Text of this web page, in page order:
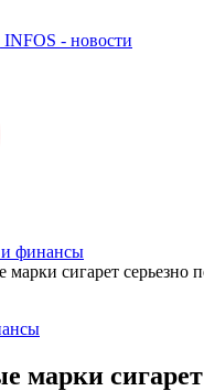
INFOS - новости
финансы
сигарет серьезно
марки сигарет